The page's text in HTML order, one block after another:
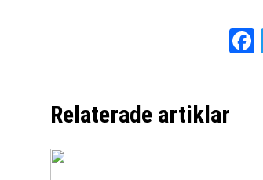
Relaterade artiklar